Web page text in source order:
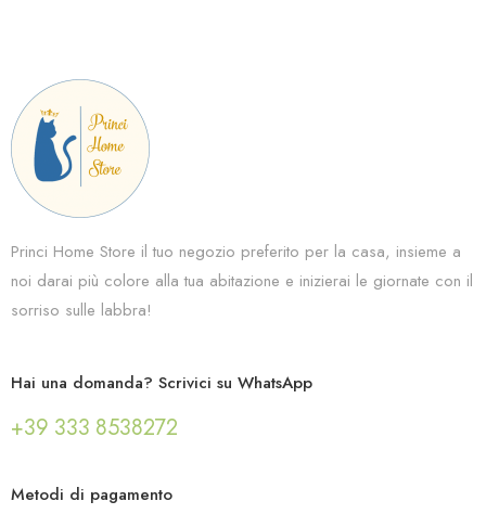
Princi Home Store il tuo negozio preferito per la casa, insieme a
noi darai più colore alla tua abitazione e inizierai le giornate con il
sorriso sulle labbra!
Hai una domanda? Scrivici su WhatsApp
+39 333 8538272
Metodi di pagamento